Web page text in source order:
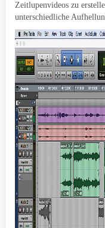
Zeitlupenvideos zu
unterschiedliche